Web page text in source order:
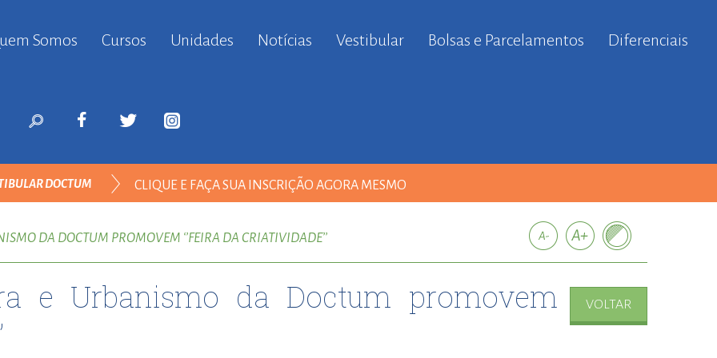
Somos
Cursos Unidades Notícias Vestibular Bolsas e Parcelamentos Diferenciais
DOCTUM CLIQUE E FAÇA SUA INSCRIÇÃO AGORA MESMO
DA DOCTUM PROMOVEM ‘’FEIRA DA CRIATIVIDADE’’
ARQUITETURA E URBANISMO
e Urbanismo da Doctum promovem
VOLTAR